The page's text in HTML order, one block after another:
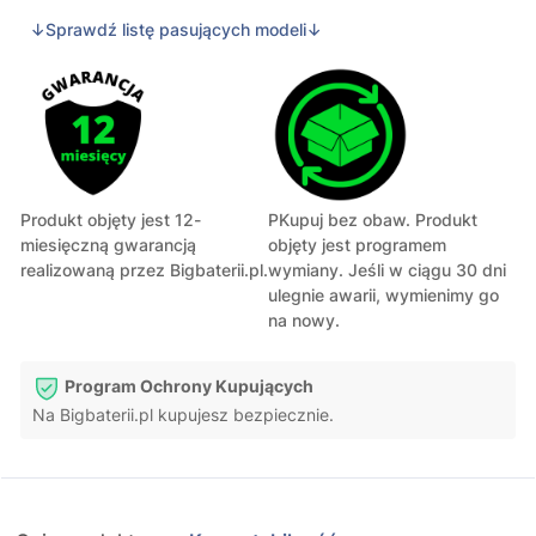
↓Sprawdź listę pasujących modeli↓
Produkt objęty jest 12-
miesięczną gwarancją
realizowaną przez Bigbaterii.pl.
PKupuj bez obaw. Produkt
objęty jest programem
wymiany. Jeśli w ciągu 30 dni
ulegnie awarii, wymienimy go
na nowy.
Program Ochrony Kupujących
Na Bigbaterii.pl kupujesz bezpiecznie.